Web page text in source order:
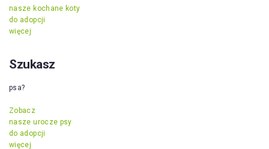
nasze kochane koty
do adopcji
więcej
Szukasz
psa?
Zobacz
nasze urocze psy
do adopcji
więcej